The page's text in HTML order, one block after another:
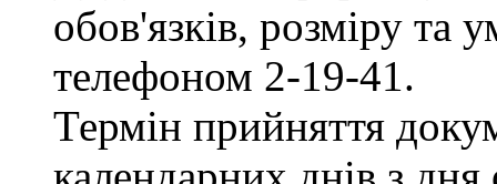
обов'язків, розміру та
телефоном 2-19-41.
Термін прийняття